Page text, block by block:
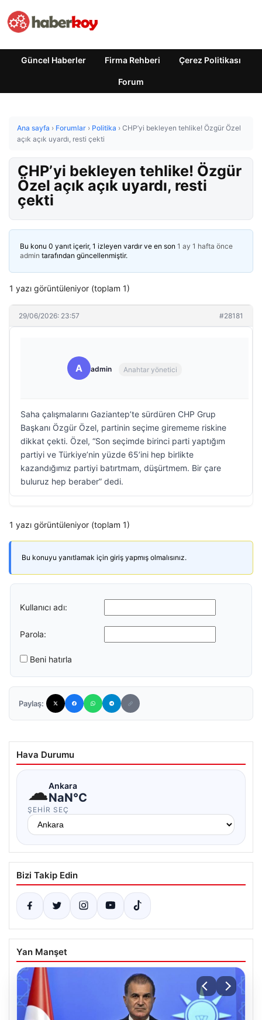
Güncel Haberler Firma Rehberi Çerez Politikası
Forum
Ana sayfa › Forumlar › Politika › CHP’yi bekleyen tehlike! Özgür Özel
açık açık uyardı, resti çekti
CHP’yi bekleyen tehlike! Özgür
Özel açık açık uyardı, resti
çekti
Bu konu 0 yanıt içerir, 1 izleyen vardır ve en son 1 ay 1 hafta önce
admin tarafından güncellenmiştir.
1 yazı görüntüleniyor (toplam 1)
29/06/2026: 23:57 #28181
A admin Anahtar yönetici
Saha çalışmalarını Gaziantep’te sürdüren CHP Grup
Başkanı Özgür Özel, partinin seçime girememe riskine
dikkat çekti. Özel, “Son seçimde birinci parti yaptığım
partiyi ve Türkiye’nin yüzde 65’ini hep birlikte
kazandığımız partiyi batırtmam, düşürtmem. Bir çare
buluruz hep beraber” dedi.
1 yazı görüntüleniyor (toplam 1)
Bu konuyu yanıtlamak için giriş yapmış olmalısınız.
Kullanıcı adı:
Parola:
Beni hatırla
Paylaş:
Hava Durumu
☁Ankara
NaN°C
ŞEHIR SEÇ
Bizi Takip Edin
Yan Manşet